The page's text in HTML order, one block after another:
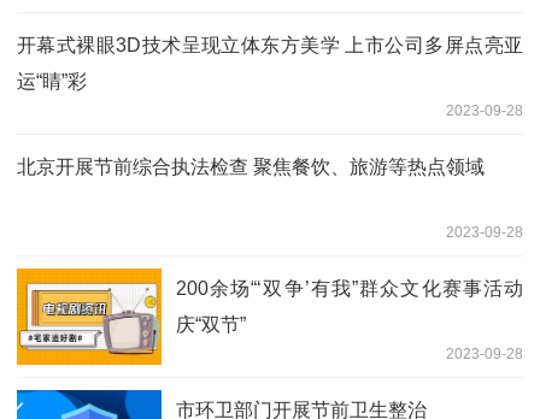
开幕式裸眼3D技术呈现立体东方美学 上市公司多屏点亮亚
运“睛”彩
2023-09-28
北京开展节前综合执法检查 聚焦餐饮、旅游等热点领域
2023-09-28
200余场“‘双争’有我”群众文化赛事活动
庆“双节”
2023-09-28
市环卫部门开展节前卫生整治